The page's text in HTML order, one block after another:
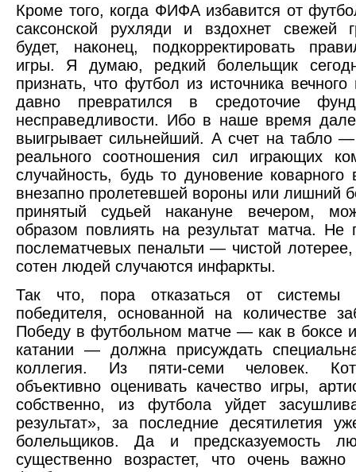
Кроме того, когда ФИФА избавится от
саксонской рухляди и вздохнет свежей
будет, наконец, подкорректировать
игры. Я думаю, редкий болельщик
признать, что футбол из источника
давно превратился в средоточие
несправедливости. Ибо в наше время
выигрывает сильнейший. А счет на табло
реального соотношения сил играющих
случайность, будь то дуновение коварного
внезапно пролетевшей вороны или лишний
принятый судьей накануне вечером,
образом повлиять на результат матча. Не
послематчевых пенальти — чистой лотерее,
сотен людей случаются инфаркты.
Так что, пора отказаться от системы
победителя, основанной на количестве
Победу в футбольном матче — как в боксе
катании — должна присуждать
коллегия. Из пяти-семи человек.
объективно оценивать качество игры,
собственно, из футбола уйдет
результат», за последние десятилетия
болельщиков. Да и предсказуемость
существенно возрастет, что очень